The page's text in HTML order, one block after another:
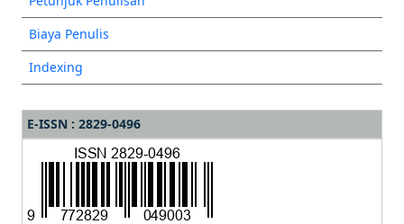
Biaya Penulis
Indexing
E-ISSN : 2829-0496